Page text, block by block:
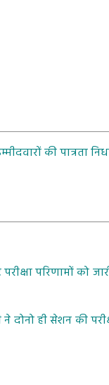
की पात्रता
परिणामों को
दोनो ही सेशन की